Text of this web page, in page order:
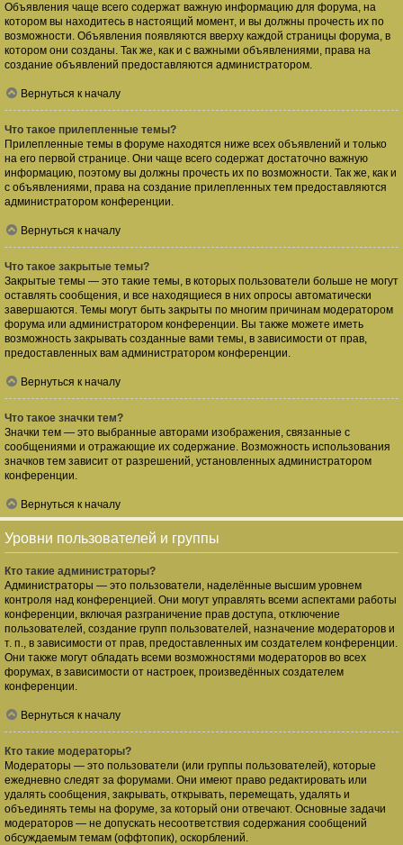
Объявления чаще всего содержат важную информацию для форума, на
котором вы находитесь в настоящий момент, и вы должны прочесть их по
возможности. Объявления появляются вверху каждой страницы форума, в
котором они созданы. Так же, как и с важными объявлениями, права на
создание объявлений предоставляются администратором.
Вернуться к началу
Что такое прилепленные темы?
Прилепленные темы в форуме находятся ниже всех объявлений и только
на его первой странице. Они чаще всего содержат достаточно важную
информацию, поэтому вы должны прочесть их по возможности. Так же, как и
с объявлениями, права на создание прилепленных тем предоставляются
администратором конференции.
Вернуться к началу
Что такое закрытые темы?
Закрытые темы — это такие темы, в которых пользователи больше не могут
оставлять сообщения, и все находящиеся в них опросы автоматически
завершаются. Темы могут быть закрыты по многим причинам модератором
форума или администратором конференции. Вы также можете иметь
возможность закрывать созданные вами темы, в зависимости от прав,
предоставленных вам администратором конференции.
Вернуться к началу
Что такое значки тем?
Значки тем — это выбранные авторами изображения, связанные с
сообщениями и отражающие их содержание. Возможность использования
значков тем зависит от разрешений, установленных администратором
конференции.
Вернуться к началу
Уровни пользователей и группы
Кто такие администраторы?
Администраторы — это пользователи, наделённые высшим уровнем
контроля над конференцией. Они могут управлять всеми аспектами работы
конференции, включая разграничение прав доступа, отключение
пользователей, создание групп пользователей, назначение модераторов и
т. п., в зависимости от прав, предоставленных им создателем конференции.
Они также могут обладать всеми возможностями модераторов во всех
форумах, в зависимости от настроек, произведённых создателем
конференции.
Вернуться к началу
Кто такие модераторы?
Модераторы — это пользователи (или группы пользователей), которые
ежедневно следят за форумами. Они имеют право редактировать или
удалять сообщения, закрывать, открывать, перемещать, удалять и
объединять темы на форуме, за который они отвечают. Основные задачи
модераторов — не допускать несоответствия содержания сообщений
обсуждаемым темам (оффтопик), оскорблений.